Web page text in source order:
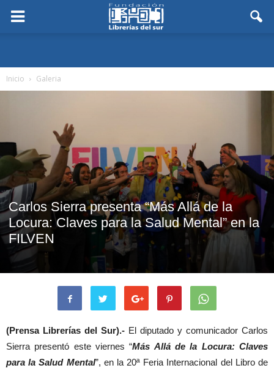
Inicio Galeria
Carlos Sierra presenta “Más Allá de la
Locura: Claves para la Salud Mental” en la
FILVEN
(Prensa Librerías del Sur).- El diputado y comunicador Carlos
Sierra presentó este viernes “Más Allá de la Locura: Claves
para la Salud Mental”, en la 20ª Feria Internacional del Libro de